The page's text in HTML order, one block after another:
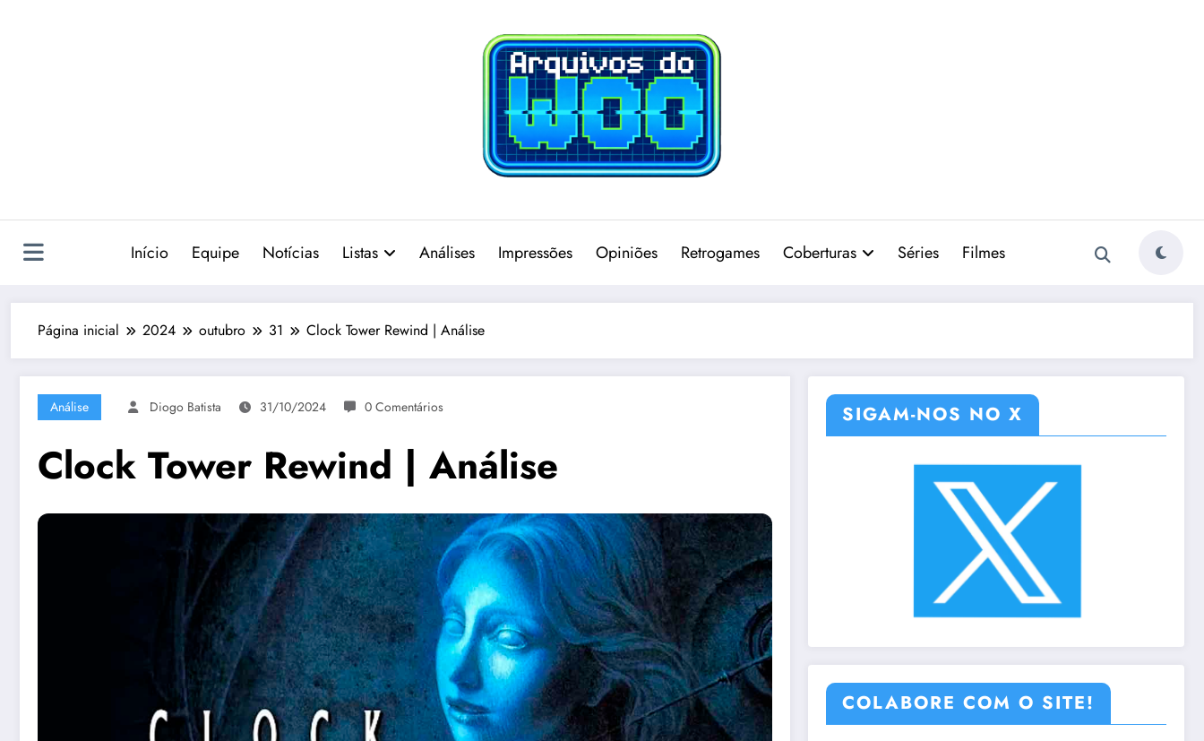
Início Equipe Notícias Listas Análises Impressões Opiniões Retrogames Coberturas Séries Filmes
Página inicial 2024 outubro 31 Clock Tower Rewind | Análise
Análise Diogo Batista 31/10/2024 0 Comentários
Clock Tower Rewind | Análise
SIGAM-NOS NO X
COLABORE COM O SITE!